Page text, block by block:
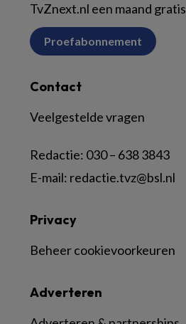
TvZnext.nl een maand gratis
Proefabonnement
Contact
Veelgestelde vragen
Redactie: 030 – 638 3843
E-mail: redactie.tvz@bsl.nl
Adverteren
Privacy
Beheer cookievoorkeuren